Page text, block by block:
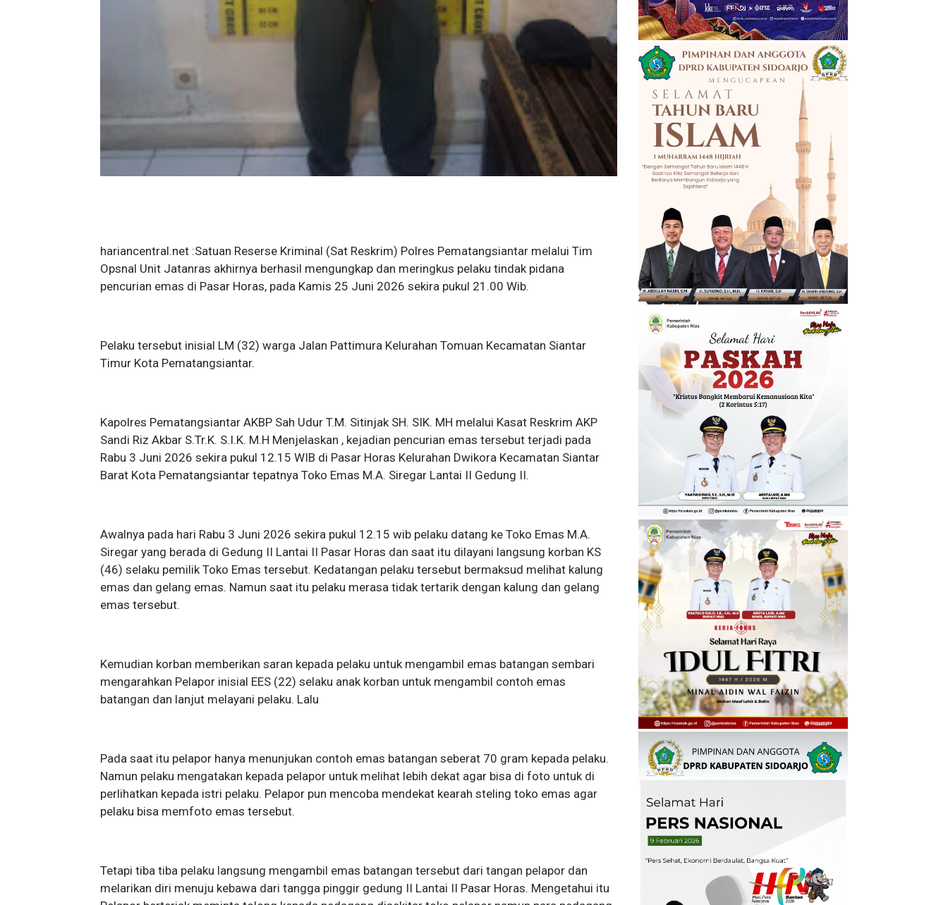
hariancentral.net :Satuan Reserse Kriminal (Sat Reskrim) Polres Pematangsiantar melalui Tim
Opsnal Unit Jatanras akhirnya berhasil mengungkap dan meringkus pelaku tindak pidana
pencurian emas di Pasar Horas, pada Kamis 25 Juni 2026 sekira pukul 21.00 Wib.
Pelaku tersebut inisial LM (32) warga Jalan Pattimura Kelurahan Tomuan Kecamatan Siantar
Timur Kota Pematangsiantar.
Kapolres Pematangsiantar AKBP Sah Udur T.M. Sitinjak SH. SIK. MH melalui Kasat Reskrim AKP
Sandi Riz Akbar S.Tr.K. S.I.K. M.H Menjelaskan , kejadian pencurian emas tersebut terjadi pada
Rabu 3 Juni 2026 sekira pukul 12.15 WIB di Pasar Horas Kelurahan Dwikora Kecamatan Siantar
Barat Kota Pematangsiantar tepatnya Toko Emas M.A. Siregar Lantai II Gedung II.
Awalnya pada hari Rabu 3 Juni 2026 sekira pukul 12.15 wib pelaku datang ke Toko Emas M.A.
Siregar yang berada di Gedung II Lantai II Pasar Horas dan saat itu dilayani langsung korban KS
(46) selaku pemilik Toko Emas tersebut. Kedatangan pelaku tersebut bermaksud melihat kalung
emas dan gelang emas. Namun saat itu pelaku merasa tidak tertarik dengan kalung dan gelang
emas tersebut.
Kemudian korban memberikan saran kepada pelaku untuk mengambil emas batangan sembari
mengarahkan Pelapor inisial EES (22) selaku anak korban untuk mengambil contoh emas
batangan dan lanjut melayani pelaku. Lalu
Pada saat itu pelapor hanya menunjukan contoh emas batangan seberat 70 gram kepada pelaku.
Namun pelaku mengatakan kepada pelapor untuk melihat lebih dekat agar bisa di foto untuk di
perlihatkan kepada istri pelaku. Pelapor pun mencoba mendekat kearah steling toko emas agar
pelaku bisa memfoto emas tersebut.
Tetapi tiba tiba pelaku langsung mengambil emas batangan tersebut dari tangan pelapor dan
melarikan diri menuju kebawa dari tangga pinggir gedung II Lantai II Pasar Horas. Mengetahui itu